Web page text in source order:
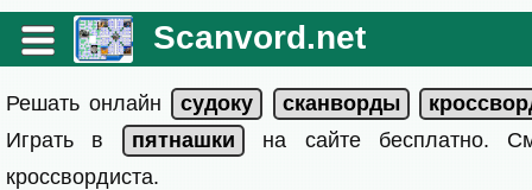
Scanvord.net
Решать онлайн
Играть в
на сайте бесплатно.
кроссвордиста.